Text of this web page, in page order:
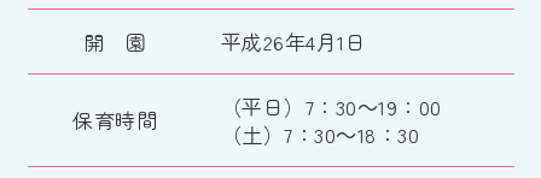
開 園 平成26年4月1日
保育時間
（平日）7：30～19：00
（土）7：30～18：30